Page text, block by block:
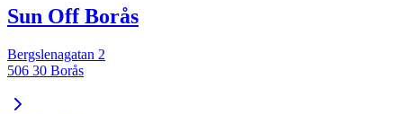
Sun Off Borås
Bergslenagatan 2
506 30 Borås